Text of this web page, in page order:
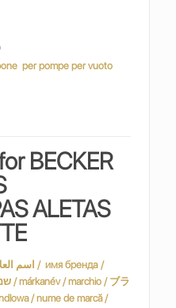
per pompe per vuoto
BECKER
ALETAS
/ nume de marcă /